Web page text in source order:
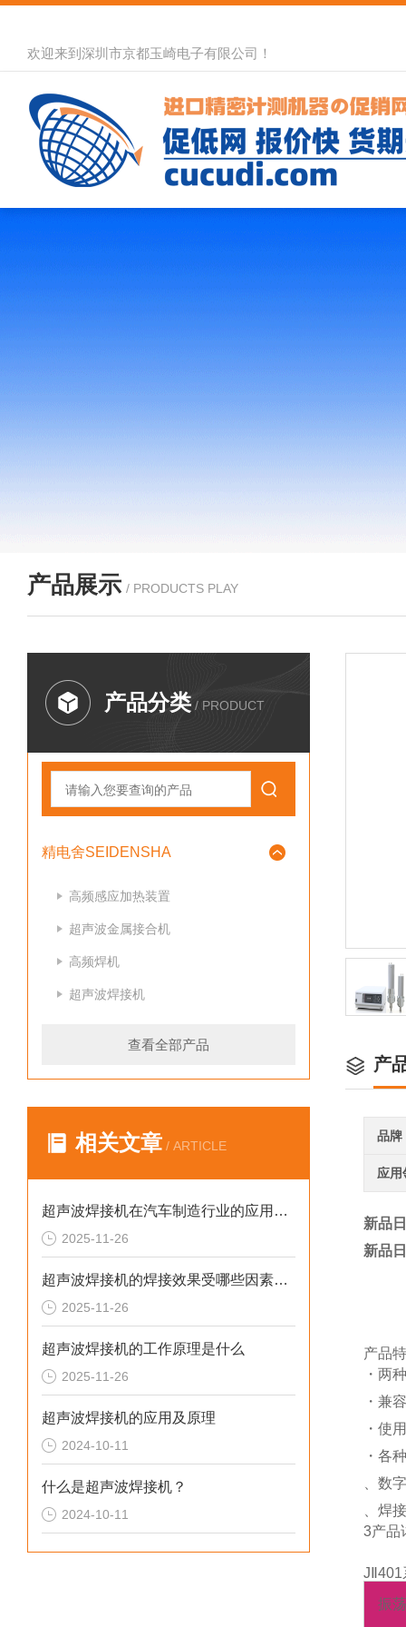
欢迎来到深圳市京都玉崎电子有限公司！
产品展示 / PRODUCTS PLAY
产品分类 / PRODUCT
精电舍SEIDENSHA
高频感应加热装置
超声波金属接合机
高频焊机
超声波焊接机
查看全部产品
相关文章 / ARTICLE
超声波焊接机在汽车制造行业的应用案例
2025-11-26
超声波焊接机的焊接效果受哪些因素影响
2025-11-26
超声波焊接机的工作原理是什么
2025-11-26
超声波焊接机的应用及原理
2024-10-11
什么是超声波焊接机？
2024-10-11
产
品牌
应用
新品
新品
产品
・两
・兼
・使
・各
、数
、焊
3产品
JⅡ401
振